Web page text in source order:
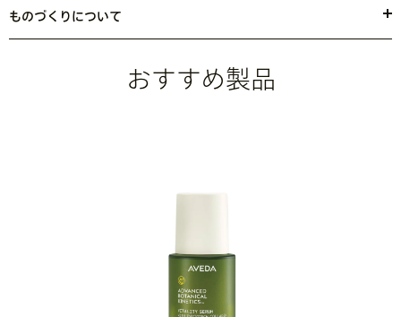
ズ・セタノール・水添オリーブ油・クエン酸ステアリン酸グリセリ
ル・カワラタケエキス・オリーブ油・カプリリルグリコール・ＰＣＡ
ガム・オリーブ油不けん化物・リン酸アスコルビルアミノプロピル・
ューブを使用しています。一部にリサイクル材を使用しています。自
ものづくりについて
風力・太陽光発電で製品を製造 しています。
を通じてアヴェダの太陽電池や風力エネルギーによる電力が供給されています。更に、
おすすめ製品